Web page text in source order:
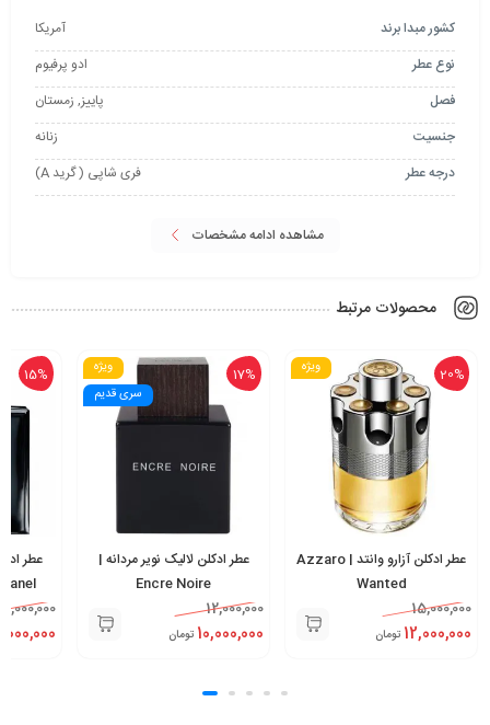
کشور مبدا برند
آمریکا
نوع عطر
ادو پرفیوم
فصل
پاییز, زمستان
جنسیت
زنانه
درجه عطر
فری شاپی ( گرید A)
مشاهده ادامه مشخصات
محصولات مرتبط
ویژه 20%
عطر ادکلن آزارو وانتد | Azzaro
Wanted
15,000,000
12,000,000 تومان
ویژه
سری قدیم
17%
عطر ادکلن لالیک نویر مردانه |
Encre Noire
12,000,000
10,000,000 تومان
15%